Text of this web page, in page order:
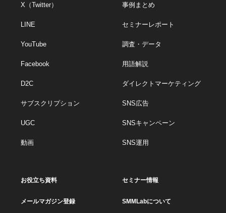
X（Twitter）
LINE
YouTube
Facebook
D2C
サブスクリプション
UGC
動画
事例まとめ
セミナーレポート
調査・データ
用語解説
ダイレクトマーケティング
SNS広告
SNSキャンペーン
SNS運用
お役立ち資料 セミナー情報
メールマガジン登録 SMMLabについて